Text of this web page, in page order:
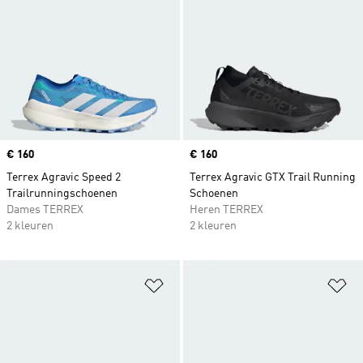
Price
€ 160
Terrex Agravic Speed 2
Trailrunningschoenen
Dames TERREX
2 kleuren
Price
€ 160
Terrex Agravic GTX Trail Running
Schoenen
Heren TERREX
2 kleuren